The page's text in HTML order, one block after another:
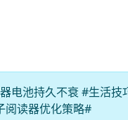
电池持久不衰 #生活技
阅读器优化策略#